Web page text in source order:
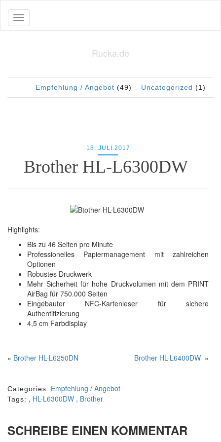
Toggle navigation
Rucka.de
Empfehlung / Angebot (49) Uncategorized (1)
18. JULI 2017
Brother HL-L6300DW
Highlights:
Bis zu 46 Seiten pro Minute
Professionelles Papiermanagement mit zahlreichen
Optionen
Robustes Druckwerk
Mehr Sicherheit für hohe Druckvolumen mit dem PRINT
AirBag für 750.000 Seiten
Eingebauter NFC-Kartenleser für sichere
Authentifizierung
4,5 cm Farbdisplay
« Brother HL-L6250DN Brother HL-L6400DW »
Categories: Empfehlung / Angebot
Tags: , HL-L6300DW , Brother
SCHREIBE EINEN KOMMENTAR